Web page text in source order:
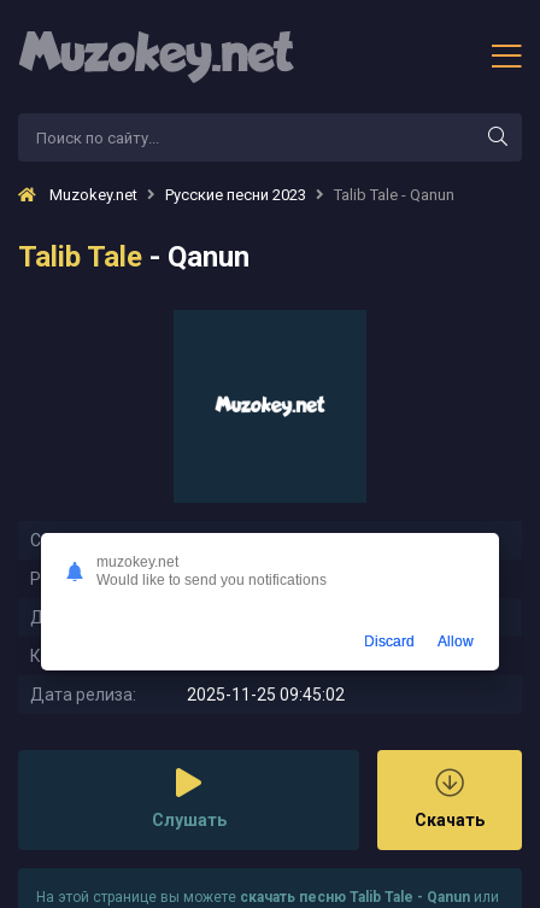
Muzokey.net Русские песни 2023 Talib Tale - Qanun
Talib Tale - Qanun
Слушали:
Размер:
8.18 MB
Длительность:
Качество:
Дата релиза:
2025-11-25 09:45:02
Слушать Скачать
На этой странице вы можете скачать песню Talib Tale - Qanun или
muzokey.net
Would like to send you notifications
Discard Allow